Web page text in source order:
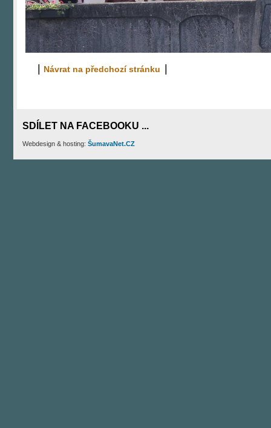
| Návrat na předchozí stránku |
SDÍLET NA FACEBOOKU ...
Webdesign & hosting: ŠumavaNet.CZ